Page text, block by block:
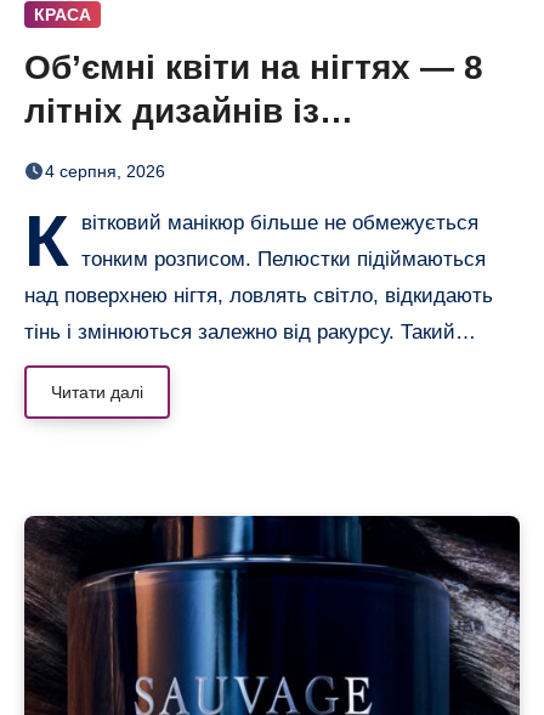
КРАСА
Об’ємні квіти на нігтях — 8
літніх дизайнів із
неймовірним 3D-ефектом
4 серпня, 2026
К
вітковий манікюр більше не обмежується
тонким розписом. Пелюстки підіймаються
над поверхнею нігтя, ловлять світло, відкидають
тінь і змінюються залежно від ракурсу. Такий…
Читати далі